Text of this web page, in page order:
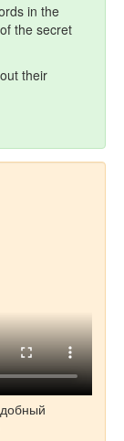
in the
the secret
their